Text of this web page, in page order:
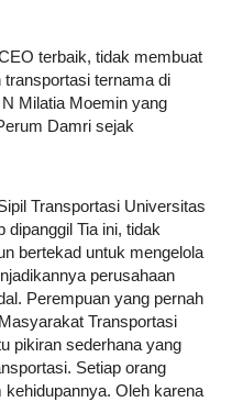
terbaik, tidak membuat
ternama di
Milatia Moemin yang
Damri sejak
Transportasi Universitas
dipanggil Tia ini, tidak
bertekad untuk mengelola
perusahaan
Perempuan yang pernah
Transportasi
pikiran sederhana yang
Setiap orang
Oleh karena